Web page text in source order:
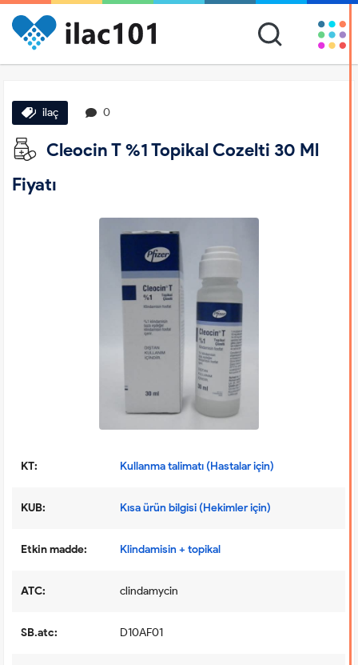
ilaç 0
Cleocin T %1 Topikal Cozelti 30 Ml
Fiyatı
KT: Kullanma talimatı (Hastalar için)
KUB: Kısa ürün bilgisi (Hekimler için)
Etkin madde: Klindamisin + topikal
ATC: clindamycin
SB.atc: D10AF01